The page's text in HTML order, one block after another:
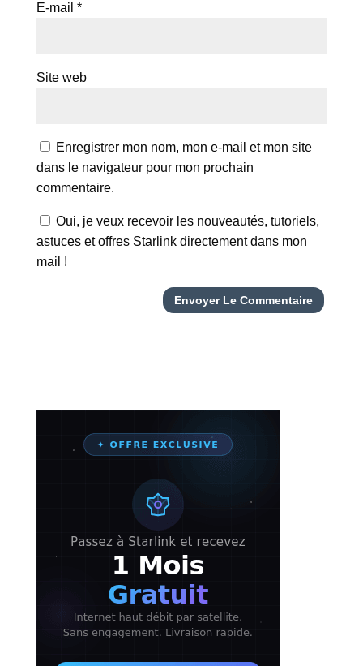
E-mail *
Site web
Enregistrer mon nom, mon e-mail et mon site
dans le navigateur pour mon prochain
commentaire.
Oui, je veux recevoir les nouveautés, tutoriels,
astuces et offres Starlink directement dans mon
mail !